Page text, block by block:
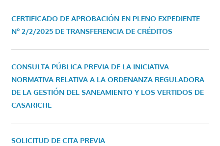
CERTIFICADO DE APROBACIÓN EN PLENO EXPEDIENTE
Nº 2/2/2025 DE TRANSFERENCIA DE CRÉDITOS
CONSULTA PÚBLICA PREVIA DE LA INICIATIVA
NORMATIVA RELATIVA A LA ORDENANZA REGULADORA
DE LA GESTIÓN DEL SANEAMIENTO Y LOS VERTIDOS DE
CASARICHE
SOLICITUD DE CITA PREVIA